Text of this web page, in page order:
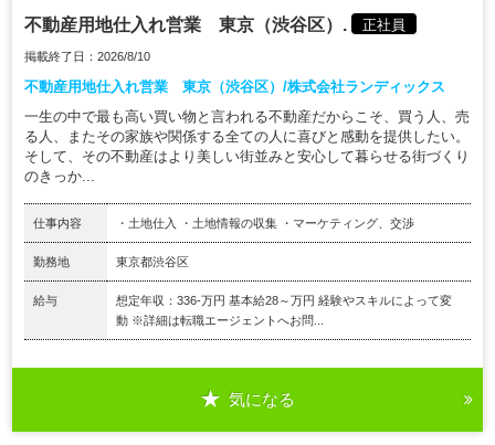
不動産用地仕入れ営業 東京（渋谷区）. 正社員
掲載終了日：2026/8/10
不動産用地仕入れ営業 東京（渋谷区）/株式会社ランディックス
一生の中で最も高い買い物と言われる不動産だからこそ、買う人、売
る人、またその家族や関係する全ての人に喜びと感動を提供したい。
そして、その不動産はより美しい街並みと安心して暮らせる街づくり
のきっか...
仕事内容 ・土地仕入 ・土地情報の収集 ・マーケティング、交渉
勤務地 東京都渋谷区
給与
想定年収：336-万円 基本給28～万円 経験やスキルによって変
動 ※詳細は転職エージェントへお問...
気になる